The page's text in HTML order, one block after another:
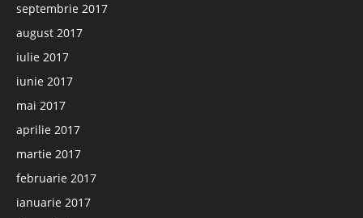
septembrie 2017
august 2017
iulie 2017
iunie 2017
mai 2017
aprilie 2017
martie 2017
februarie 2017
ianuarie 2017